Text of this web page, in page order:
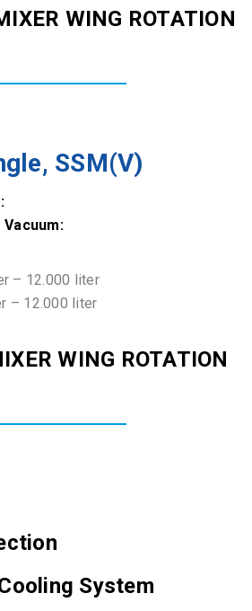
WING ROTATION
SSM(V)
– 12.000 liter
– 12.000 liter
WING ROTATION
System